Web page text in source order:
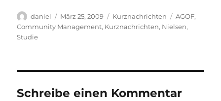
Autor
daniel
Veröffentlicht
am
März 25, 2009 Kategorien
Kurznachrichten Schlagwörter
AGOF,
Community Management, Kurznachrichten, Nielsen,
Studie
Schreibe einen Kommentar